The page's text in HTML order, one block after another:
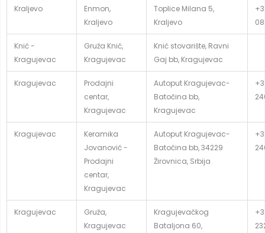
Kraljevo
Enmon,
Kraljevo
Toplice Milana 5,
Kraljevo
Knić -
Kragujevac
Gruža Knić,
Kragujevac
Knić stovarište, Ravni
Gaj bb, Kragujevac
Kragujevac
Prodajni
centar,
Kragujevac
Autoput Kragujevac-
Batočina bb,
Kragujevac
Kragujevac
Keramika
Jovanović -
Prodajni
centar,
Kragujevac
Autoput Kragujevac-
Batočina bb, 34229
Žirovnica, Srbija
Kragujevac
Gruža,
Kragujevac
Kragujevačkog
Bataljona 60,